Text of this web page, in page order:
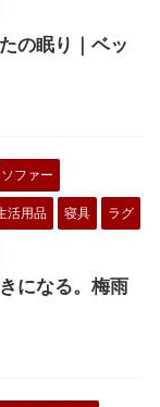
の眠り｜ベッ
ソファー
活用品 寝具 ラグ
になる。梅雨